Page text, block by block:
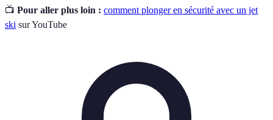
📺 Pour aller plus loin : comment plonger en sécurité avec un jet
ski sur YouTube